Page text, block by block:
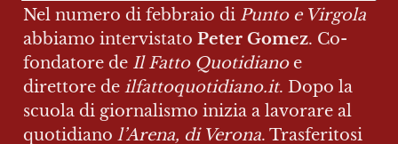
Nel numero di febbraio di Punto e Virgola
abbiamo intervistato Peter Gomez. Co-
fondatore de Il Fatto Quotidiano e
direttore de ilfattoquotidiano.it. Dopo la
scuola di giornalismo inizia a lavorare al
quotidiano l’Arena, di Verona. Trasferitosi